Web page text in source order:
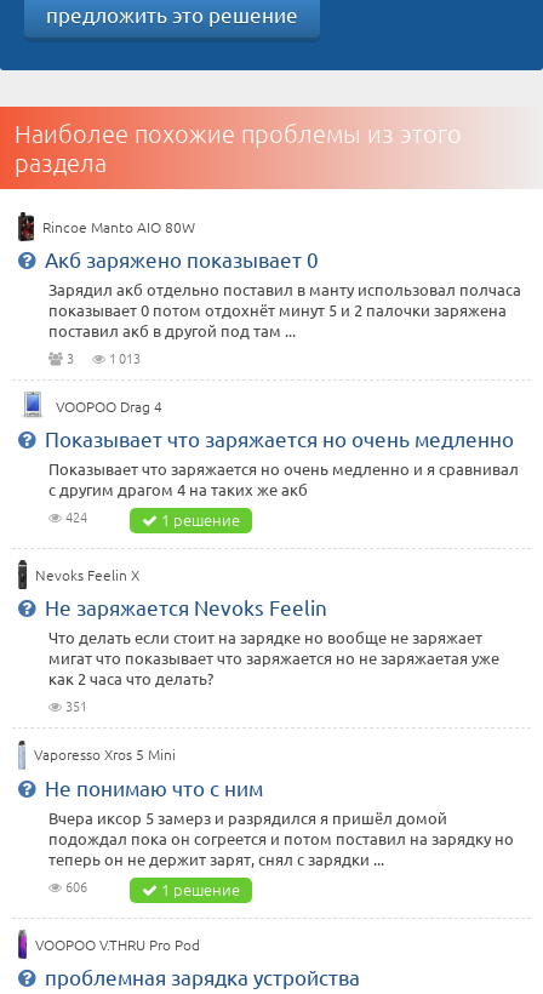
предложить это решение
Наиболее похожие проблемы из этого
раздела
Rincoe Manto AIO 80W
Акб заряжено показывает 0
Зарядил акб отдельно поставил в манту использовал полчаса
показывает 0 потом отдохнёт минут 5 и 2 палочки заряжена
поставил акб в другой под там ...
3 1 013
VOOPOO Drag 4
Показывает что заряжается но очень медленно
Показывает что заряжается но очень медленно и я сравнивал
с другим драгом 4 на таких же акб
424 1 решение
Nevoks Feelin X
Не заряжается Nevoks Feelin
Что делать если стоит на зарядке но вообще не заряжает
мигат что показывает что заряжается но не заряжаетая уже
как 2 часа что делать?
351
Vaporesso Xros 5 Mini
Не понимаю что с ним
Вчера иксор 5 замерз и разрядился я пришёл домой
подождал пока он согреется и потом поставил на зарядку но
теперь он не держит зарят, снял с зарядки ...
606 1 решение
VOOPOO V.THRU Pro Pod
проблемная зарядка устройства